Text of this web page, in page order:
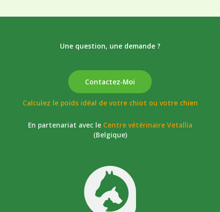
Une question, une demande ?
Contactez-Moi
Calculez le poids idéal de votre chiot ou votre chien
En partenariat avec le Centre vétérinaire Vetallia
(Belgique)